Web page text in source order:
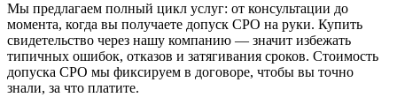
Мы предлагаем полный цикл услуг: от консультации до
момента, когда вы получаете допуск СРО на руки. Купить
свидетельство через нашу компанию — значит избежать
типичных ошибок, отказов и затягивания сроков. Стоимость
допуска СРО мы фиксируем в договоре, чтобы вы точно
знали, за что платите.